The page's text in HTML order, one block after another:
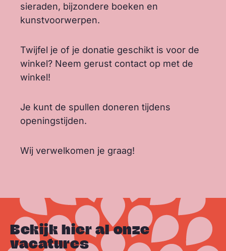
sieraden, bijzondere boeken en
kunstvoorwerpen.
Twijfel je of je donatie geschikt is voor de
winkel? Neem gerust contact op met de
winkel!
Je kunt de spullen doneren tijdens
openingstijden.
Wij verwelkomen je graag!
Bekijk hier al onze
vacatures